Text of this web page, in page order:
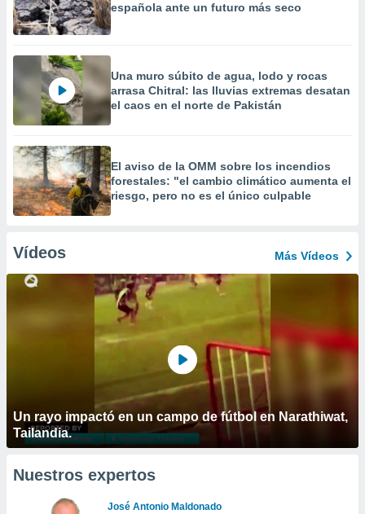
española ante un futuro más seco
Una muro súbito de agua, lodo y rocas
arrasa Chitral: las lluvias extremas desatan
el caos en el norte de Pakistán
El aviso de la OMM sobre los incendios
forestales: "el cambio climático aumenta el
riesgo, pero no es el único culpable
Vídeos Más Vídeos
Un rayo impactó en un campo de fútbol en Narathiwat,
Tailandia.
Nuestros expertos
José Antonio Maldonado